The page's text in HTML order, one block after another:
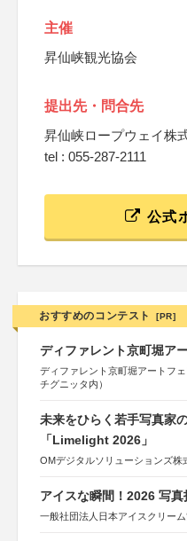
主催
昇仙峡観光協会
提出先・問合先
昇仙峡ロープウェイ株
tel : 055-287-2111
公式
おすすめのコンテスト [PR]
ディファレント京町堀ア
ディファレント京町堀アートフ
チグニッタ内）
未来をひらく若手写真家
「Limelight 2026」
OMデジタルソリューションズ株
アイスな瞬間！2026 写
一般社団法人日本アイスクリー